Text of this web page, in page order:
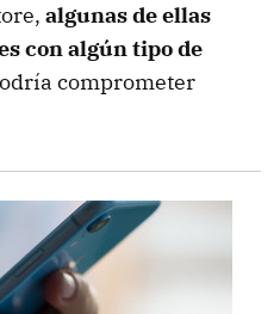
algunas de ellas
con algún tipo de
comprometer